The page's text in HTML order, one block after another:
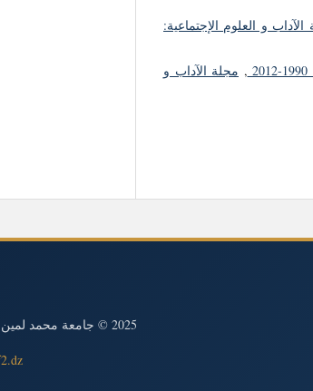
الآداب و العلوم الإجتماعية:
, مجلة الآداب و
2025 © جامعة محمد لمين دباغين سطيف2